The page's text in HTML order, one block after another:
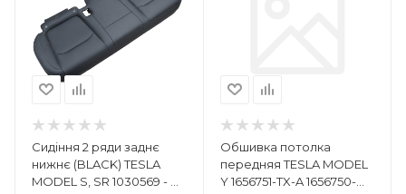
Сидіння 2 ряди заднє
нижнє (BLACK) TESLA
MODEL S, SR 1030569 - 01
Обшивка потолка
передняя TESLA MODEL
Y 1656751-TX-A 1656750-